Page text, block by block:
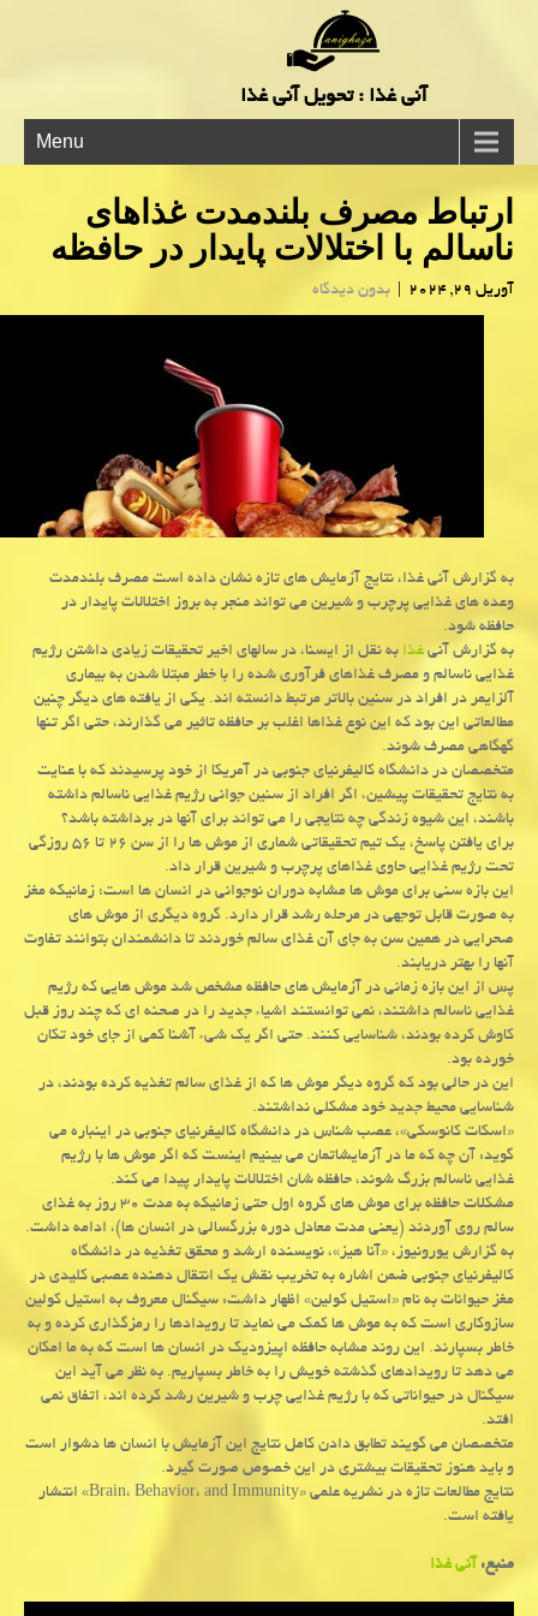
آنی غذا : تحویل آنی غذا
Menu
ارتباط مصرف بلندمدت غذاهای
ناسالم با اختلالات پایدار در حافظه
آوریل 29, 2024 | بدون دیدگاه
به گزارش آنی غذا، نتایج آزمایش های تازه نشان داده است مصرف بلندمدت
وعده های غذایی پرچرب و شیرین می تواند منجر به بروز اختلالات پایدار در
حافظه شود.
به گزارش آنیغذابه نقل از ایسنا، در سالهای اخیر تحقیقات زیادی داشتن رژیم
غذایی ناسالم و مصرف غذاهای فرآوری شده را با خطر مبتلا شدن به بیماری
آلزایمر در افراد در سنین بالاتر مرتبط دانسته اند. یکی از یافته های دیگر چنین
مطالعاتی این بود که این نوع غذاها اغلب بر حافظه تاثیر می گذارند، حتی اگر تنها
گهگاهی مصرف شوند.
متخصصان در دانشگاه کالیفرنیای جنوبی در آمریکا از خود پرسیدند که با عنایت
به نتایج تحقیقات پیشین، اگر افراد از سنین جوانی رژیم غذایی ناسالم داشته
باشند، این شیوه زندگی چه نتایجی را می تواند برای آنها در برداشته باشد؟
برای یافتن پاسخ، یک تیم تحقیقاتی شماری از موش ها را از سن ۲۶ تا ۵۶ روزگی
تحت رژیم غذایی حاوی غذاهای پرچرب و شیرین قرار داد.
این بازه سنی برای موش ها مشابه دوران نوجوانی در انسان ها است؛ زمانیکه مغز
به صورت قابل توجهی در مرحله رشد قرار دارد. گروه دیگری از موش های
صحرایی در همین سن به جای آن غذای سالم خوردند تا دانشمندان بتوانند تفاوت
آنها را بهتر دریابند.
پس از این بازه زمانی در آزمایش های حافظه مشخص شد موش هایی که رژیم
غذایی ناسالم داشتند، نمی توانستند اشیاء جدید را در صحنه ای که چند روز قبل
کاوش کرده بودند، شناسایی کنند. حتی اگر یک شیء آشنا کمی از جای خود تکان
خورده بود.
این در حالی بود که گروه دیگر موش ها که از غذای سالم تغذیه کرده بودند، در
شناسایی محیط جدید خود مشکلی نداشتند.
«اسکات کانوسکی»، عصب شناس در دانشگاه کالیفرنیای جنوبی در اینباره می
گوید: آن چه که ما در آزمایشاتمان می بینیم اینست که اگر موش ها با رژیم
غذایی ناسالم بزرگ شوند، حافظه شان اختلالات پایدار پیدا می کند.
مشکلات حافظه برای موش های گروه اول حتی زمانیکه به مدت ۳۰ روز به غذای
سالم روی آوردند (یعنی مدت معادل دوره بزرگسالی در انسان ها)، ادامه داشت.
به گزارش یورونیوز، «آنا هیز»، نویسنده ارشد و محقق تغذیه در دانشگاه
کالیفرنیای جنوبی ضمن اشاره به تخریب نقش یک انتقال دهنده عصبی کلیدی در
مغز حیوانات به نام «استیل کولین» اظهار داشت: سیگنال معروف به استیل کولین
سازوکاری است که به موش ها کمک می نماید تا رویدادها را رمزگذاری کرده و به
خاطر بسپارند. این روند مشابه حافظه اپیزودیک در انسان ها است که به ما امکان
می دهد تا رویدادهای گذشته خویش را به خاطر بسپاریم. به نظر می آید این
سیگنال در حیواناتی که با رژیم غذایی چرب و شیرین رشد کرده اند، اتفاق نمی
افتد.
متخصصان می گویند تطابق دادن کامل نتایج این آزمایش با انسان ها دشوار است
و باید هنوز تحقیقات بیشتری در این خصوص صورت گیرد.
نتایج مطالعات تازه در نشریه علمی «Brain، Behavior، and Immunity» انتشار
یافته است.
منبع:آنی غذا